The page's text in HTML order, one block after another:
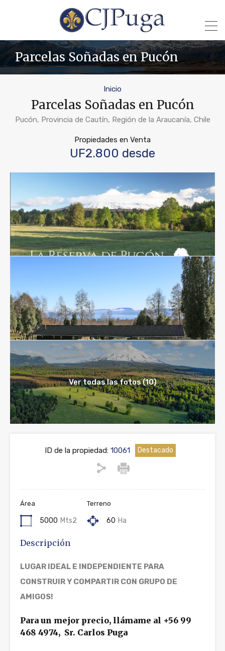
Parcelas Soñadas en Pucón
Inicio
Parcelas Soñadas en Pucón
Pucón, Provincia de Cautín, Región de la Araucanía, Chile
Propiedades en Venta
UF2.800 desde
Ver todas las fotos (10)
ID de la propiedad:10061 Destacado
Área
5000 Mts2
Terreno
60 Ha
Descripción
LUGAR IDEAL E INDEPENDIENTE PARA
CONSTRUIR Y COMPARTIR CON GRUPO DE
AMIGOS!
Para un mejor precio, llámame al +56 99
468 4974, Sr. Carlos Puga